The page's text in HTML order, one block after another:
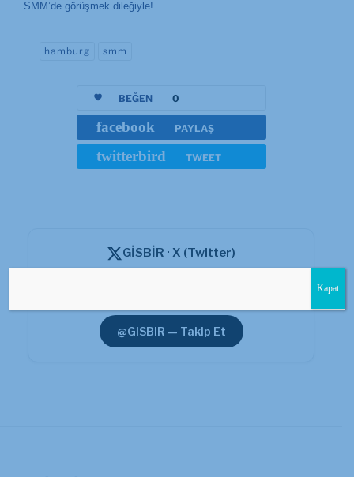
SMM’de görüşmek dileğiyle!
hamburg smm
BEĞEN 0
facebook PAYLAŞ
twitterbird TWEET
GİSBİR · X (Twitter)
@GISBIR — Takip Et
Kapat